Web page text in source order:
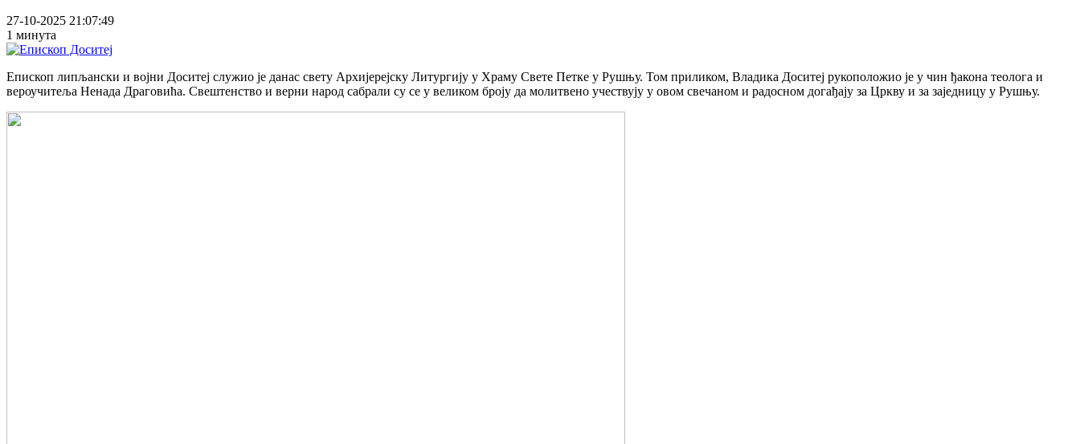
27-10-2025 21:07:49
1 минута
Епископ липљански и војни Доситеј служио је данас свету Архијерејску Литургију у Храму Свете Петке у Рушњу. Том приликом, Владика Доситеј рукоположио је у чин ђакона теолога и
вероучитеља Ненада Драговића. Свештенство и верни народ сабрали су се у великом броју да молитвено учествују у овом свечаном и радосном догађају за Цркву и за заједницу у Рушњу.